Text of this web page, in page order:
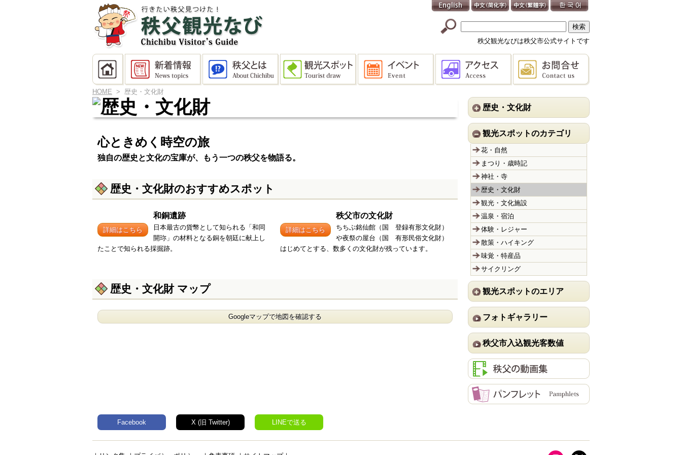
秩父観光なびは秩父市公式サイトです
HOME > 歴史・文化財
心ときめく時空の旅
独自の歴史と文化の宝庫が、もう一つの秩父を物語る。
歴史・文化財のおすすめスポット
詳細はこちら
和銅遺跡
日本最古の貨幣として知られる「和同
開珎」の材料となる銅を朝廷に献上し
たことで知られる採掘跡。
詳細はこちら
秩父市の文化財
ちちぶ銘仙館（国 登録有形文化財）
や夜祭の屋台（国 有形民俗文化財）
はじめてとする、数多くの文化財が残っています。
歴史・文化財 マップ
Googleマップで地図を確認する
歴史・文化財
観光スポットのカテゴリ
花・自然
まつり・歳時記
神社・寺
歴史・文化財
観光・文化施設
温泉・宿泊
体験・レジャー
散策・ハイキング
味覚・特産品
サイクリング
観光スポットのエリア
フォトギャラリー
秩父市入込観光客数値
Facebook X (旧 Twitter) LINEで送る